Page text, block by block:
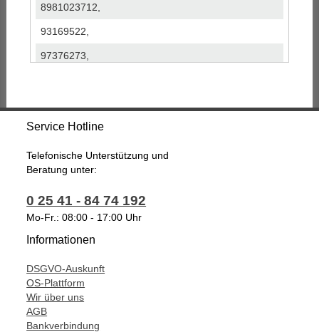
8981023712,
93169522,
97376273,
V41VAY-S0085B,
V41VAYS0085B,
VAD20013,
VBD20013,
VCD20013,
VED20013,
VFD20013,
VGD20013,
Service Hotline
Telefonische Unterstützung und
Beratung unter:
0 25 41 - 84 74 192
Mo-Fr.: 08:00 - 17:00 Uhr
Informationen
DSGVO-Auskunft
OS-Plattform
Wir über uns
AGB
Bankverbindung